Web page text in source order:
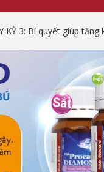
KỲ 3: Bí quyết giúp